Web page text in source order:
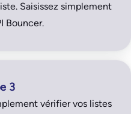
Saisissez simplement
Bouncer.
3
vérifier vos listes